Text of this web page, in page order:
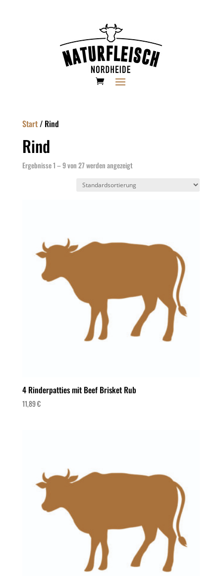
Start/ Rind
Rind
Ergebnisse 1 – 9 von 27 werden angezeigt
4 Rinderpatties mit Beef Brisket Rub
11,89€